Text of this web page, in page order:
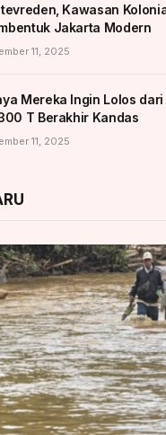
Kawasan
Jakarta Modern
11, 2025
Mereka Ingin Lolos
T Berakhir Kandas
11, 2025